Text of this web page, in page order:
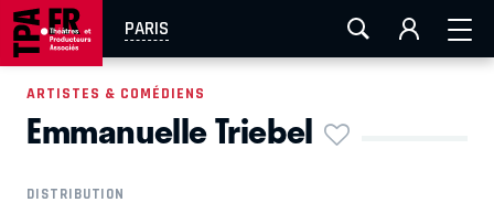
PARIS
AIX-MARSEILLE LA ROCHELLE
EN TOURNÉE
ARTISTES & COMÉDIENS
Emmanuelle Triebel
DISTRIBUTION